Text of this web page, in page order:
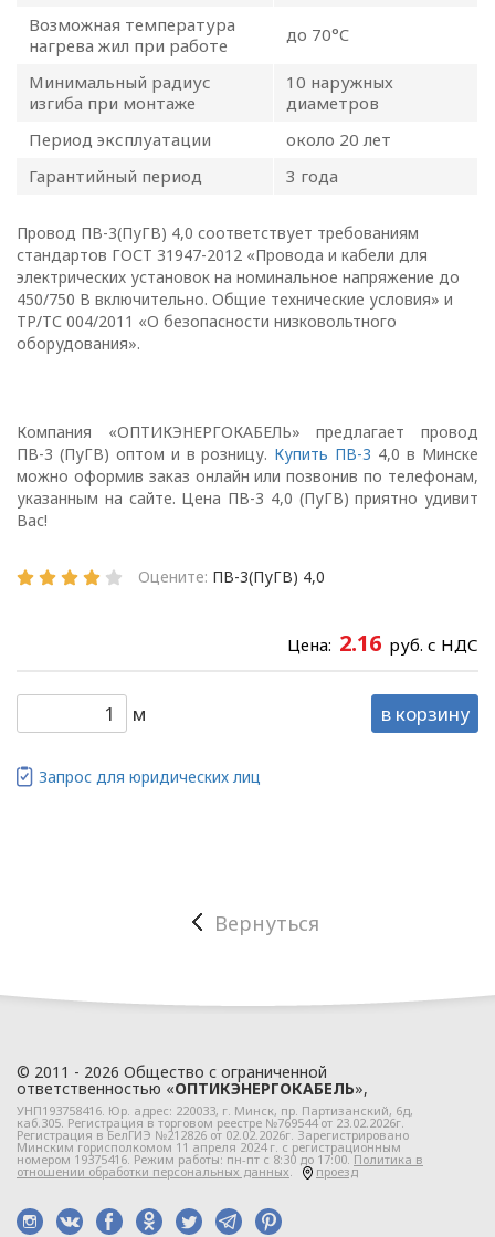
Возможная температура
нагрева жил при работе
до 70°C
Минимальный радиус
изгиба при монтаже
10 наружных
диаметров
Период эксплуатации
около 20 лет
Гарантийный период
3 года
Провод ПВ-3(ПуГВ) 4,0 соответствует требованиям
стандартов ГОСТ 31947-2012 «Провода и кабели для
электрических установок на номинальное напряжение до
450/750 В включительно. Общие технические условия» и
ТР/ТС 004/2011 «О безопасности низковольтного
оборудования».
Компания «ОПТИКЭНЕРГОКАБЕЛЬ» предлагает провод
ПВ-3 (ПуГВ) оптом и в розницу. Купить ПВ-3 4,0 в Минске
можно оформив заказ онлайн или позвонив по телефонам,
указанным на сайте. Цена ПВ-3 4,0 (ПуГВ) приятно удивит
Вас!
Оцените: ПВ-3(ПуГВ) 4,0
Цена: 2.16 руб. с НДС
м в корзину
Запрос для юридических лиц
Вернуться
© 2011 - 2026 Общество с ограниченной
ответственностью «ОПТИКЭНЕРГОКАБЕЛЬ»,
УНП193758416. Юр. адрес: 220033, г. Минск, пр. Партизанский, 6д,
каб.305. Регистрация в торговом реестре №769544 от 23.02.2026г.
Регистрация в БелГИЭ №212826 от 02.02.2026г. Зарегистрировано
Минским горисполкомом 11 апреля 2024 г. с регистрационным
номером 19375416. Режим работы: пн-пт с 8:30 до 17:00.Политика в
отношении обработки персональных данных. проезд
г. Минск
Глава 1
Общие
положения
1.1. Настоящая политика в
отношении обработки
персональных данных
в ООО
определяет
цели, принципы, способы,
условия обработки
персональных данных,
которые обрабатываются
ООО «ОПТИКЭНЕРГОКАБЕЛЬ».
отношении персональных
данных разработана с
законодательства
1.3. Локальные правовые
защиты персональных
отношении персональных
данных ООО
«ЭлектроКабельКомплект».
Глава 2